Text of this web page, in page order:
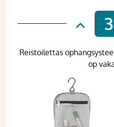
3
Reistoilettas
op